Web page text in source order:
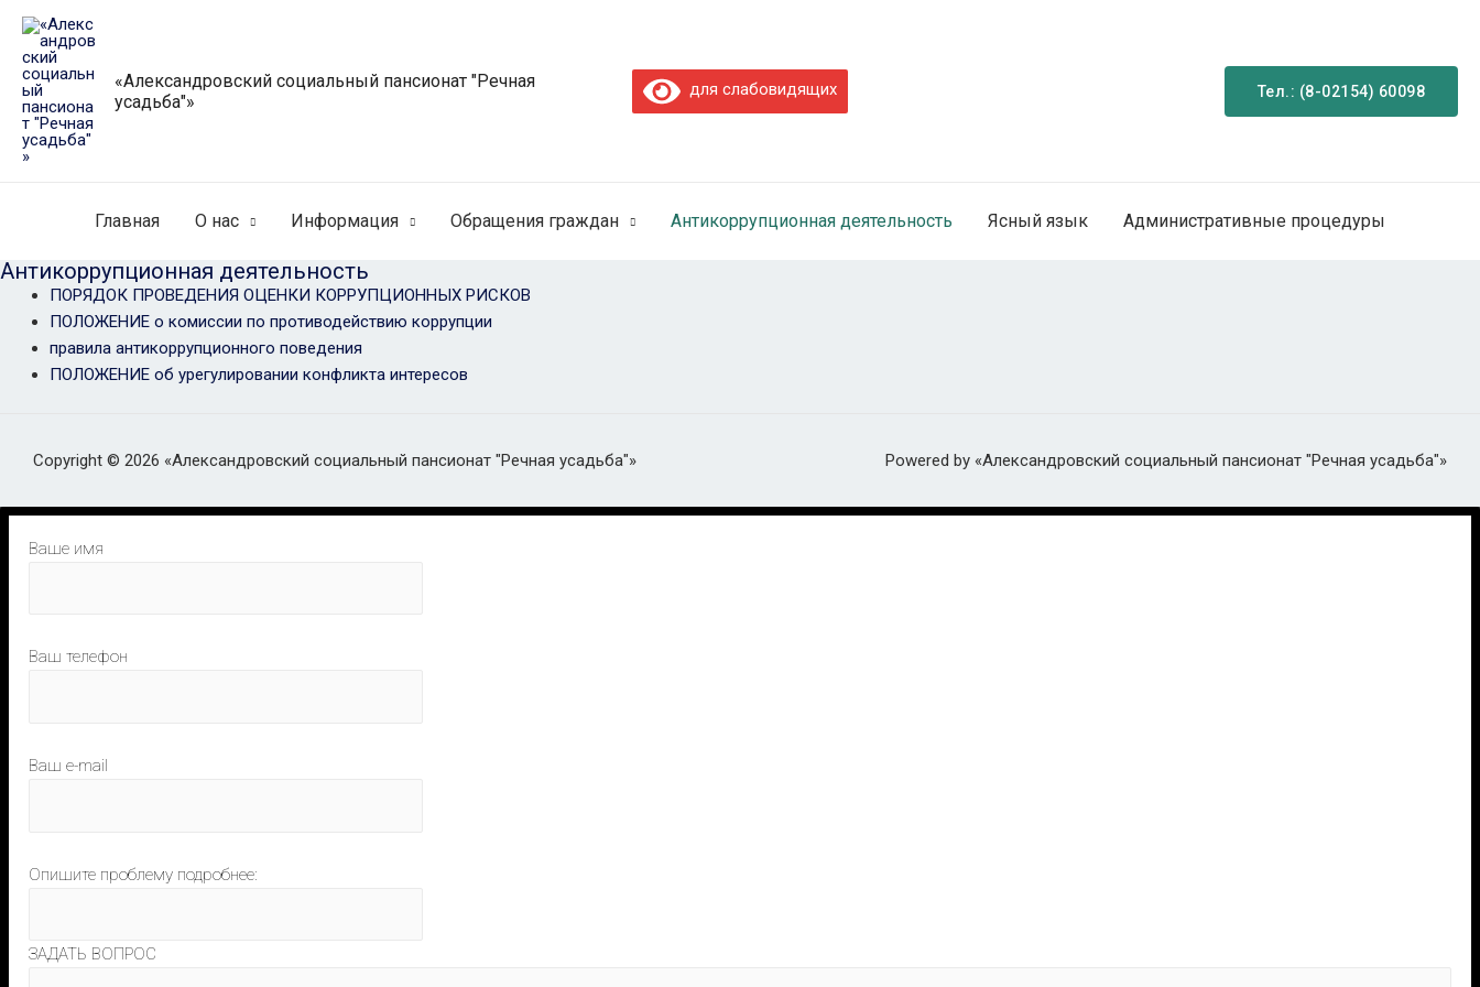
Перейти
содержимому
«Александровский социальный пансионат "Речная
усадьба"»
для слабовидящих Тел.: (8-02154) 60098
Главная О нас Информация Обращения граждан Антикоррупционная деятельность Ясный язык Административные процедуры
Антикоррупционная деятельность
ПОРЯДОК ПРОВЕДЕНИЯ ОЦЕНКИ КОРРУПЦИОННЫХ РИСКОВ
ПОЛОЖЕНИЕ о комиссии по противодействию коррупции
правила антикоррупционного поведения
ПОЛОЖЕНИЕ об урегулировании конфликта интересов
Copyright © 2026 «Александровский социальный пансионат "Речная усадьба"» Powered by «Александровский социальный пансионат "Речная усадьба"»
Ваше имя
Ваш телефон
Ваш e-mail
Опишите проблему подробнее:
ЗАДАТЬ ВОПРОС